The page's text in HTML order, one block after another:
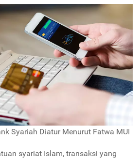
Syariah Diatur Menurut Fatwa MUI
syariat Islam, transaksi yang